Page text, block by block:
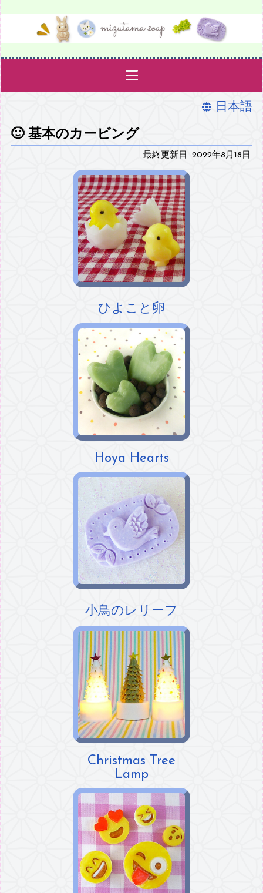
型紙
材料と用具
このサイトについて
日本語
🙂基本のカービング
最終更新日: 2022年8月18日
ひよこと卵
Hoya Hearts
小鳥のレリーフ
Christmas Tree
Lamp